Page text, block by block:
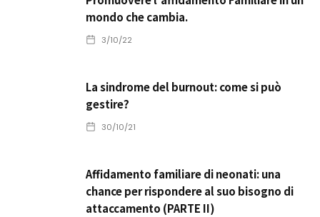
mondo che cambia.
3/10/22
La sindrome del burnout: come si può
gestire?
30/10/21
Affidamento familiare di neonati: una
chance per rispondere al suo bisogno di
attaccamento (PARTE II)